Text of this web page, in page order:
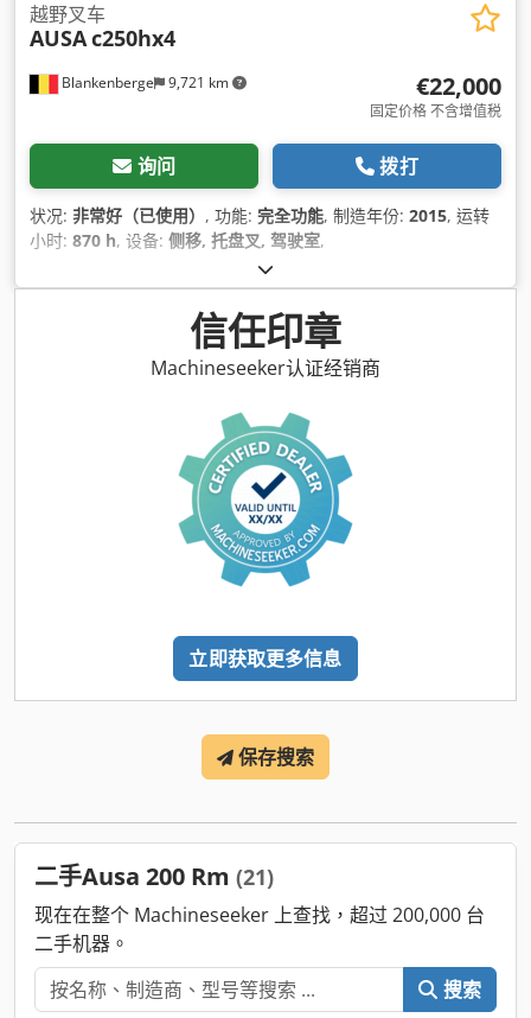
Blankenberge 9,721 km
越野叉车
AUSAc250hx4
€22,000
固定价格 不含增值税
询问 拨打
状况: 非常好（已使用） , 功能: 完全功能, 制造年份: 2015, 运转
小时: 870 h, 设备: 侧移, 托盘叉, 驾驶室,
信任印章
Machineseeker认证经销商
立即获取更多信息
保存搜索
二手Ausa 200 Rm (21)
现在在整个 Machineseeker 上查找，超过 200,000 台
二手机器。
搜索